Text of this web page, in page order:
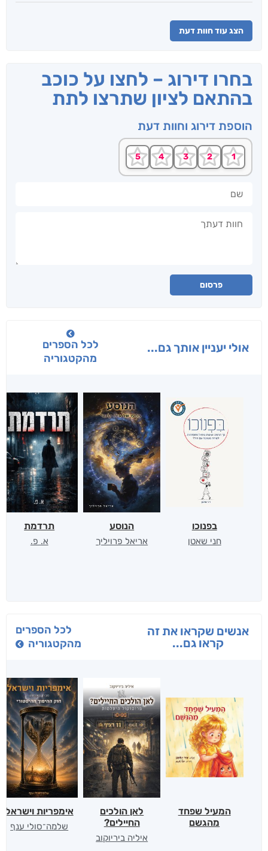
הצג עוד חוות דעת
בחרו דירוג – לחצו על כוכב
בהתאם לציון שתרצו לתת
הוספת דירוג וחוות דעת
פרסום
אולי יעניין אותך גם...
לכל הספרים
מהקטגוריה
בפנוכו
חני שאטן
הנוסע
אריאל פרויליך
תרדמת
א. פ.
אנשים שקראו את זה
קראו גם...
לכל הספרים
מהקטגוריה
המעיל שפחד
מהגשם
לאן הולכים
החיילים?
איליה ביריוקוב
אימפריות וישראל
שלמה־סולי ענף